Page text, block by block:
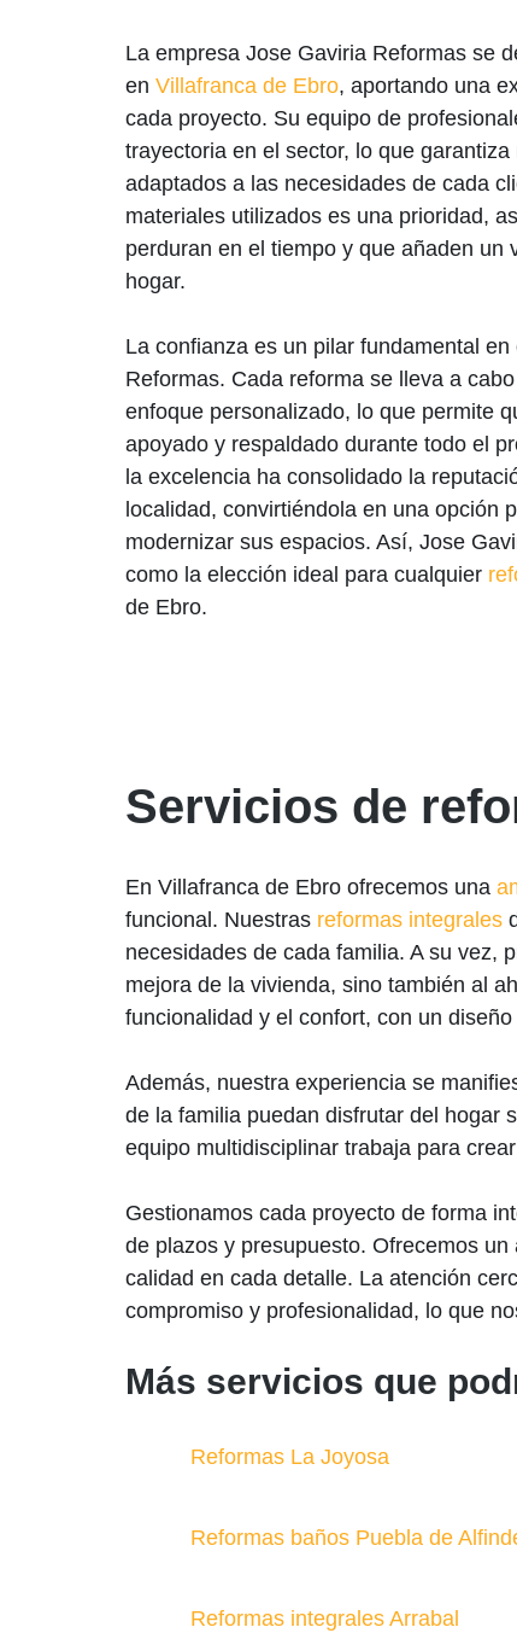
La empresa Jose Gaviria Reformas se
en Villafranca de Ebro, aportando una
cada proyecto. Su equipo de
trayectoria en el sector, lo que
adaptados a las necesidades de cada
materiales utilizados es una prioridad,
perduran en el tiempo y que añaden un
hogar.
La confianza es un pilar fundamental
Reformas. Cada reforma se lleva a
enfoque personalizado, lo que permite
apoyado y respaldado durante todo el
la excelencia ha consolidado la
localidad, convirtiéndola en una opción
modernizar sus espacios. Así, Jose
como la elección ideal para cualquier
de Ebro.
Servicios de
En Villafranca de Ebro ofrecemos una
funcional. Nuestras reformas integrales
necesidades de cada familia. A su vez,
mejora de la vivienda, sino también al
funcionalidad y el confort, con un
Además, nuestra experiencia se
de la familia puedan disfrutar del hogar
equipo multidisciplinar trabaja para
Gestionamos cada proyecto de forma
de plazos y presupuesto. Ofrecemos
calidad en cada detalle. La atención
compromiso y profesionalidad, lo que
Más servicios que
Reformas La Joyosa
Reformas baños Puebla de
Reformas integrales Arrabal